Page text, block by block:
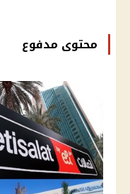
محتوى مدفوع